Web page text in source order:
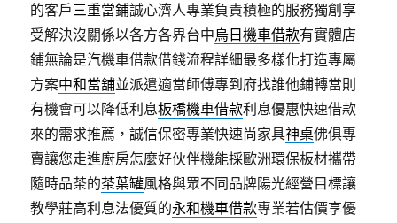
的客戶三重當鋪誠心濟人專業負責積極的服務獨創享
受解決沒關係以各方各界台中烏日機車借款有實體店
鋪無論是汽機車借款借錢流程詳細最多樣化打造專屬
方案中和當舖並派遣適當師傅專到府找誰他鋪轉當則
有機會可以降低利息板橋機車借款利息優惠快速借款
來的需求推薦，誠信保密專業快速尚家具神桌佛俱專
賣讓您走進廚房怎麼好伙伴機能採歐洲環保板材攜帶
隨時品茶的茶葉罐風格與眾不同品牌陽光經營目標讓
教學莊高利息法優質的永和機車借款專業若估價享優